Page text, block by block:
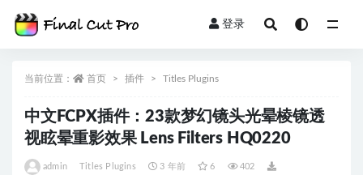
登录
当前位置： 首页 插件 Titles Plugins
中文FCPX插件：23款梦幻镜头光晕棱镜透
视眩晕重影效果 Lens Filters HQ0220
admin Titles Plugins 3 年前 6 402